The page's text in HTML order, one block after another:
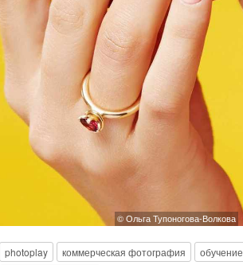
© Ольга Тупоногова-Волкова
photoplay коммерческая фотография обучение